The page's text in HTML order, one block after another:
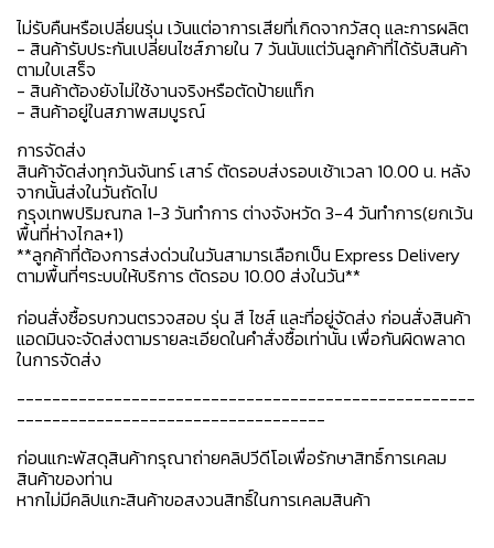
ไม่รับคืนหรือเปลี่ยนรุ่น เว้นแต่อาการเสียที่เกิดจากวัสดุ และการผลิต
- สินค้ารับประกันเปลี่ยนไซส์ภายใน 7 วันนับแต่วันลูกค้าที่ได้รับสินค้า
ตามใบเสร็จ
- สินค้าต้องยังไม่ใช้งานจริงหรือตัดป้ายแท็ก
- สินค้าอยู่ในสภาพสมบูรณ์
การจัดส่ง
สินค้าจัดส่งทุกวันจันทร์ เสาร์ ตัดรอบส่งรอบเช้าเวลา 10.00 น. หลัง
จากนั้นส่งในวันถัดไป
กรุงเทพปริมณฑล 1-3 วันทำการ ต่างจังหวัด 3-4 วันทำการ(ยกเว้น
พื้นที่ห่างไกล+1)
**ลูกค้าที่ต้องการส่งด่วนในวันสามารเลือกเป็น Express Delivery
ตามพื้นที่ๆระบบให้บริการ ตัดรอบ 10.00 ส่งในวัน**
ก่อนสั่งซื้อรบกวนตรวจสอบ รุ่น สี ไซส์ และที่อยู่จัดส่ง ก่อนสั่งสินค้า
แอดมินจะจัดส่งตามรายละเอียดในคำสั่งซื้อเท่านั้น เพื่อกันผิดพลาด
ในการจัดส่ง
----------------------------------------------------
-----------------------------------
ก่อนแกะพัสดุสินค้ากรุณาถ่ายคลิปวีดีโอเพื่อรักษาสิทธิ์การเคลม
สินค้าของท่าน
หากไม่มีคลิปแกะสินค้าขอสงวนสิทธิ์ในการเคลมสินค้า